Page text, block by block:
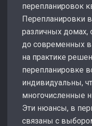
перепланировок
Перепланировки
различных домах,
до современных
на практике
перепланировке
индивидуальны,
многочисленные
Эти нюансы, в
связаны с